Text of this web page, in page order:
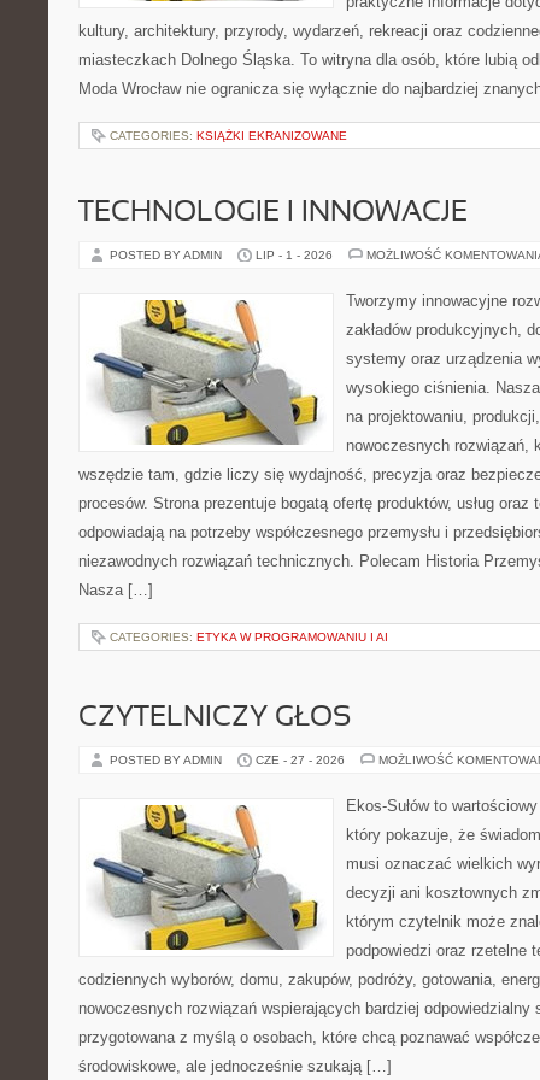
kultury, architektury, przyrody, wydarzeń, rekreacji oraz
miasteczkach Dolnego Śląska. To witryna dla osób, które lubią
Moda Wrocław nie ogranicza się wyłącznie do najbardziej
CATEGORIES: KSIĄŻKI EKRANIZOWANE
TECHNOLOGIE I INNOWACJE
POSTED BY ADMIN LIP - 1 - 2026 MOŻLIWOŚĆ
Tworzymy innowacyjne
zakładów produkcyjnych,
systemy oraz urządzenia
wysokiego ciśnienia.
na projektowaniu,
nowoczesnych rozwiązań,
wszędzie tam, gdzie liczy się wydajność, precyzja oraz
procesów. Strona prezentuje bogatą ofertę produktów, usług oraz
odpowiadają na potrzeby współczesnego przemysłu i
niezawodnych rozwiązań technicznych. Polecam Historia
Nasza […]
CATEGORIES: ETYKA W PROGRAMOWANIU I AI
CZYTELNICZY GŁOS
POSTED BY ADMIN CZE - 27 - 2026 MOŻLIWOŚĆ
Ekos-Sułów to
który pokazuje, że
musi oznaczać wielkich
decyzji ani kosztownych
którym czytelnik może
podpowiedzi oraz rzetelne
codziennych wyborów, domu, zakupów, podróży, gotowania,
nowoczesnych rozwiązań wspierających bardziej odpowiedzialny
przygotowana z myślą o osobach, które chcą poznawać
środowiskowe, ale jednocześnie szukają […]